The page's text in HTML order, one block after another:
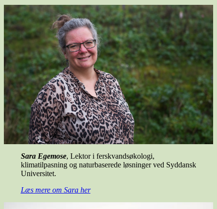
Sara Egemose, Lektor i ferskvandsøkologi,
klimatilpasning og naturbaserede løsninger ved Syddansk
Universitet.
Læs mere om Sara her